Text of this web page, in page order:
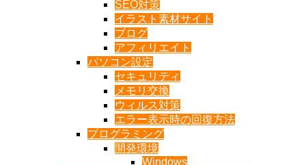
SEO対策
イラスト素材サイト
ブログ
アフィリエイト
パソコン設定
セキュリティ
メモリ交換
ウィルス対策
エラー表示時の回復方法
プログラミング
開発環境
Windows